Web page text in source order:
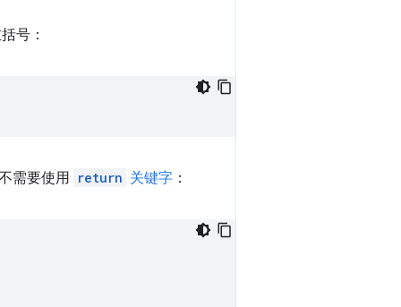
号：
需要使用 return 关键字 ：